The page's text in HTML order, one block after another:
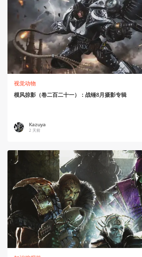
视觉动物
模风掠影（卷二百二十一）：战锤8月摄影专辑
Kazuya
2 天前